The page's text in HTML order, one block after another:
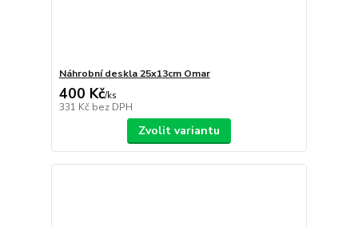
Náhrobní deskla 25x13cm Omar
400 Kč/ks
331 Kč bez DPH
Zvolit variantu